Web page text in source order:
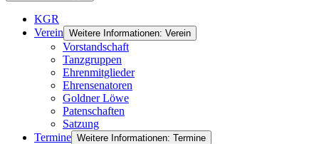
KGR
Verein Weitere Informationen: Verein
Vorstandschaft
Tanzgruppen
Ehrenmitglieder
Ehrensenatoren
Goldner Löwe
Patenschaften
Satzung
Termine Weitere Informationen: Termine